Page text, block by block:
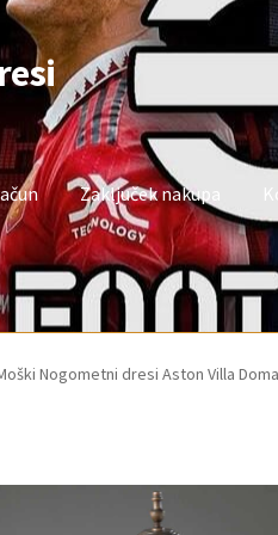
Zaključek nakupa
račun Trgovina Zaključek
Nogometni dresi Aston Villa